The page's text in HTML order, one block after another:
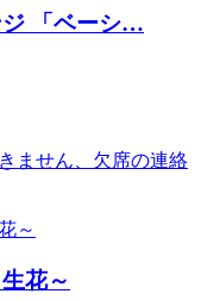
「ベーシ…
ません、欠席の連絡
花～